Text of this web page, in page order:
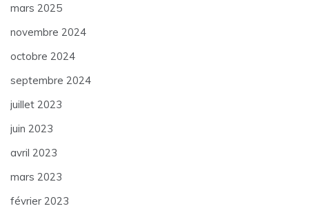
mars 2025
novembre 2024
octobre 2024
septembre 2024
juillet 2023
juin 2023
avril 2023
mars 2023
février 2023